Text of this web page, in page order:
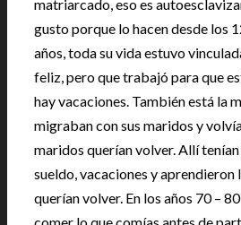
matriarcado, eso es
gusto porque lo hacen desde los
años, toda su vida estuvo
feliz, pero que trabajó para que
hay vacaciones. También está la
migraban con sus maridos y
maridos querían volver. Allí
sueldo, vacaciones y aprendieron
querían volver. En los años 70 –